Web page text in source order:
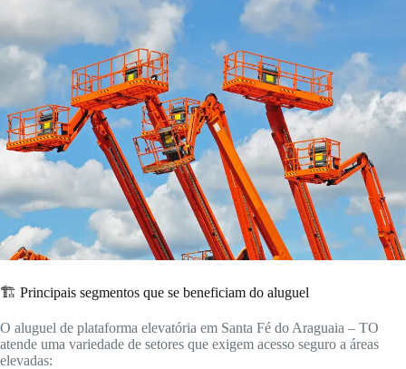
🏗️ Principais segmentos que se beneficiam do aluguel
O aluguel de plataforma elevatória em Santa Fé do Araguaia – TO
atende uma variedade de setores que exigem acesso seguro a áreas
elevadas: